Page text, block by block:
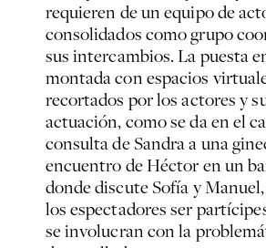
requieren de un equipo de
consolidados como grupo
sus intercambios. La puesta
montada con espacios
recortados por los actores y
actuación, como se da en el
consulta de Sandra a una
encuentro de Héctor en un
donde discute Sofía y
los espectadores ser
se involucran con la